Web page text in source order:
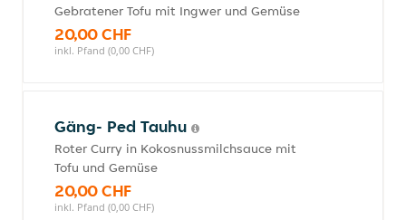
Gebratener Tofu mit Ingwer und Gemüse
20,00 CHF
inkl. Pfand (0,00 CHF)
Gäng- Ped Tauhu
Roter Curry in Kokosnussmilchsauce mit
Tofu und Gemüse
20,00 CHF
inkl. Pfand (0,00 CHF)